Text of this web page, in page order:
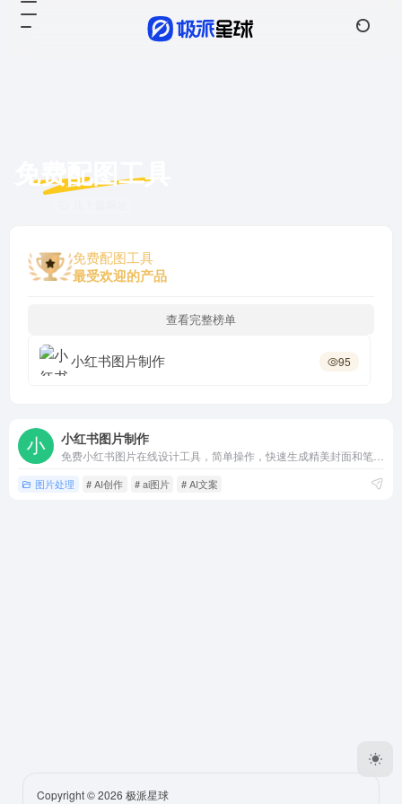
免费配图工具
免费配图工具
最受欢迎的产品
查看完整榜单
小红书图片制作 95
小红书图片制作
图片处理 # AI创作 # ai图片 # AI文案
Copyright © 2026 极派星球